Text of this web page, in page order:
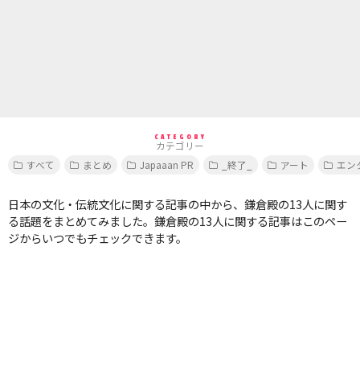
CATEGORY
カテゴリー
すべて
まとめ Japaaan PR _終了_ アート エン
日本の文化・伝統文化に関する記事の中から、鎌倉殿の13人に関す
る話題をまとめてみました。鎌倉殿の13人に関する記事はこのペー
ジからいつでもチェックできます。